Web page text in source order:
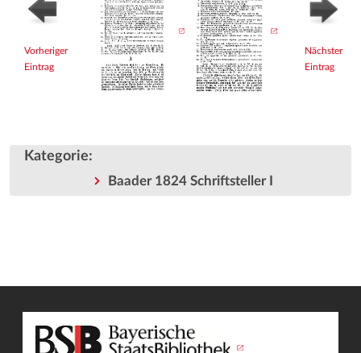
Vorheriger
Eintrag
Nächster
Eintrag
Kategorie:
Baader 1824 Schriftsteller I